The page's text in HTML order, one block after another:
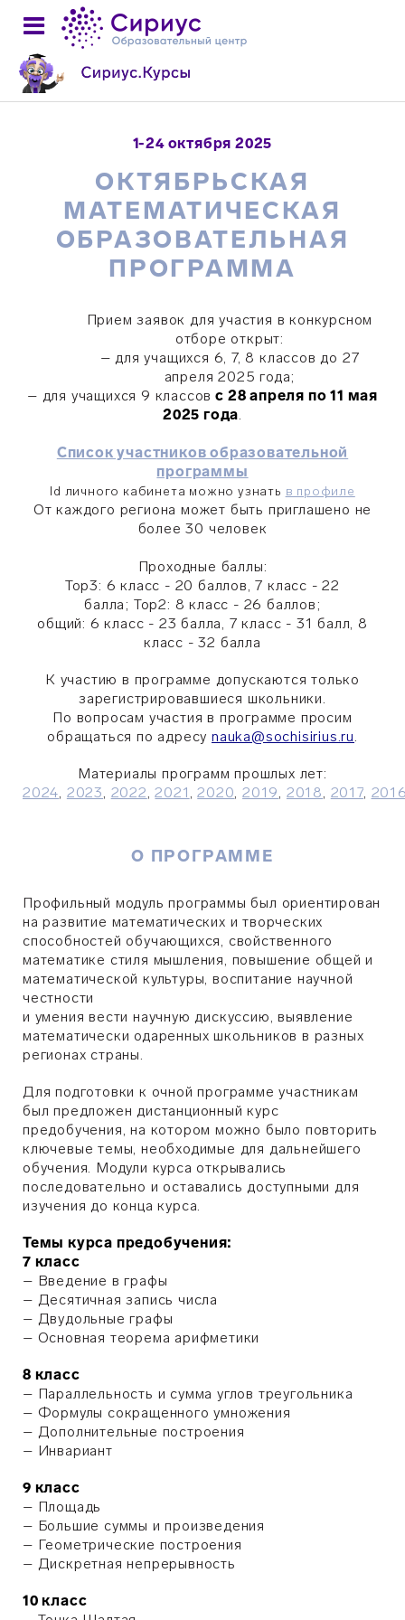
1-24 октября 2025
ОКТЯБРЬСКАЯ
МАТЕМАТИЧЕСКАЯ
ОБРАЗОВАТЕЛЬНАЯ
ПРОГРАММА
Прием заявок для участия в конкурсном
отборе открыт:
– для учащихся 6, 7, 8 классов до 27
апреля 2025 года;
– для учащихся 9 классов с 28 апреля по 11 мая
2025 года.
Список участников образовательной
программы
Id личного кабинета можно узнать в профиле
От каждого региона может быть приглашено не
более 30 человек
Проходные баллы:
Top3: 6 класс - 20 баллов, 7 класс - 22
балла; Top2: 8 класс - 26 баллов;
общий: 6 класс - 23 балла, 7 класс - 31 балл, 8
класс - 32 балла
К участию в программе допускаются только
зарегистрировавшиеся школьники.
По вопросам участия в программе просим
обращаться по адресу nauka@sochisirius.ru.
Материалы программ прошлых лет:
2024, 2023, 2022,2021,2020,2019, 2018, 2017,
О ПРОГРАММЕ
Профильный модуль программы был ориентирован
на развитие математических и творческих
способностей обучающихся, свойственного
математике стиля мышления, повышение общей и
математической культуры, воспитание научной
честности
и умения вести научную дискуссию, выявление
математически одаренных школьников в разных
регионах страны.
Для подготовки к очной программе участникам
был предложен дистанционный курс
предобучения, на котором можно было повторить
ключевые темы, необходимые для дальнейшего
обучения. Модули курса открывались
последовательно и оставались доступными для
изучения до конца курса.
Темы курса предобучения:
7 класс
– Введение в графы
– Десятичная запись числа
– Двудольные графы
– Основная теорема арифметики
8 класс
– Параллельность и сумма углов треугольника
– Формулы сокращенного умножения
– Дополнительные построения
– Инвариант
9 класс
– Площадь
– Большие суммы и произведения
– Геометрические построения
– Дискретная непрерывность
10 класс